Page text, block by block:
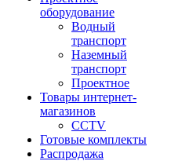
оборудование
Водный
транспорт
Наземный
транспорт
Проектное
Товары интернет-
магазинов
CCTV
Готовые комплекты
Распродажа